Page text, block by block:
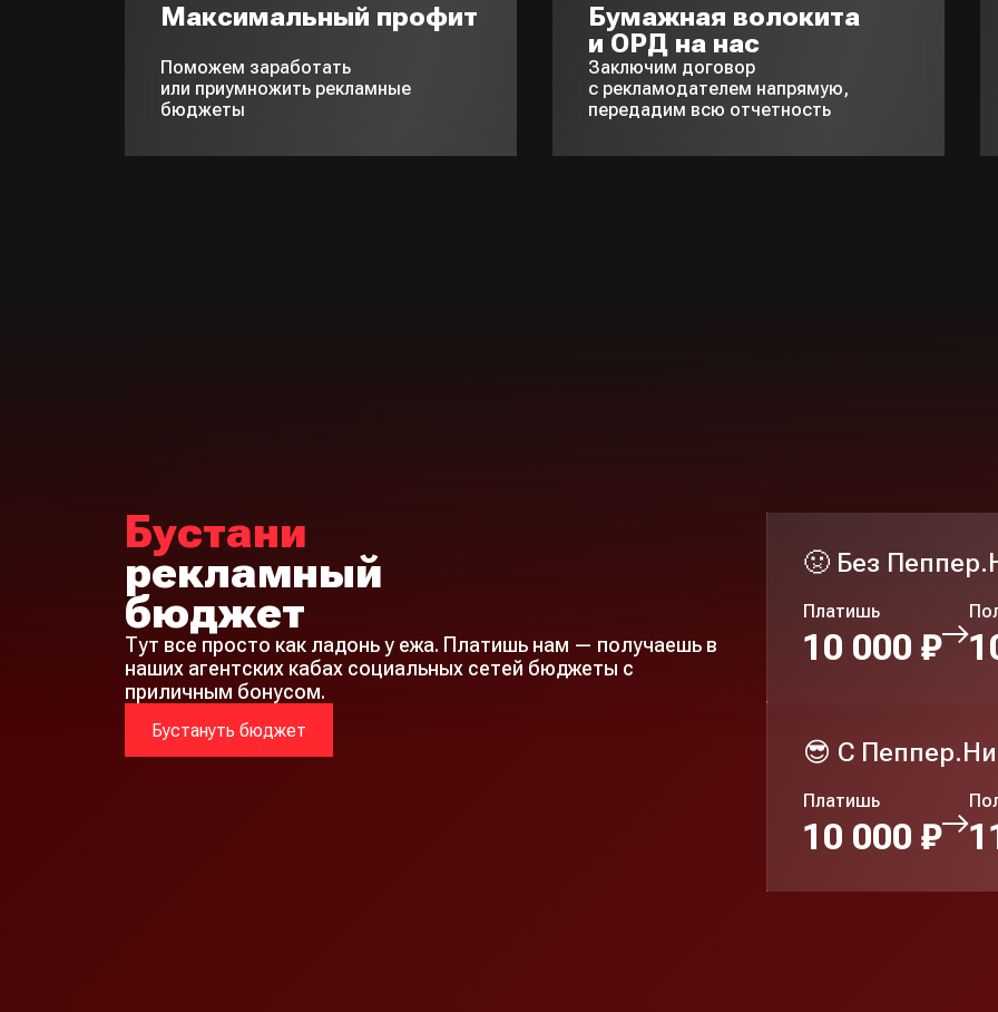
Максимальный профит
Поможем заработать
или приумножить рекламные
бюджеты
Бумажная волокита
и ОРД на нас
Заключим договор
с рекламодателем напрямую,
передадим всю отчетность
Бустани
рекламный
бюджет
Тут все просто как ладонь у ежа. Платишь нам — получаешь в
наших агентских кабах социальных сетей бюджеты с
приличным бонусом.
Бустануть бюджет
🤢 Без
Платишь
10 000 ₽
😎 C
Платишь
10 000 ₽